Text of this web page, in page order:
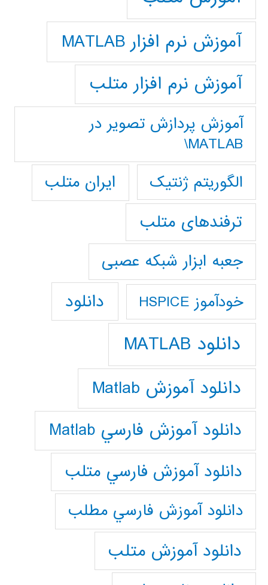
آموزش نرم افزار MATLAB
آموزش نرم افزار متلب
آموزش پردازش تصوير در
MATLAB\
الگوریتم ژنتیک
ایران متلب
ترفندهای متلب
جعبه ابزار شبکه عصبی
خودآموز HSPICE دانلود
دانلود MATLAB
دانلود آموزش Matlab
دانلود آموزش فارسي Matlab
دانلود آموزش فارسي متلب
دانلود آموزش فارسي مطلب
دانلود آموزش متلب